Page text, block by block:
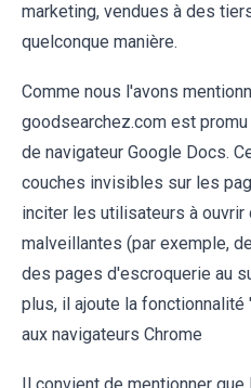
marketing, vendues à des
quelconque manière.
Comme nous l'avons
goodsearchez.com est
de navigateur Google Docs.
couches invisibles sur les
inciter les utilisateurs à
malveillantes (par exemple,
des pages d'escroquerie au
plus, il ajoute la fonctionnalité
aux navigateurs Chrome